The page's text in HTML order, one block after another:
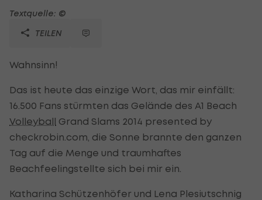
Textquelle: ©
TEILEN
Wahnsinn!
Das ist heute das einzige Wort, das mir einfällt:
16.500 Fans stürmten das Gelände des A1 Beach
Volleyball Grand Slams 2014 presented by
checkrobin.com, die Sonne brannte den ganzen
Tag auf die Menge und traumhaftes
Beachfeelingstellte sich bei mir ein.
Katharina Schützenhöfer und Lena Plesiutschnig